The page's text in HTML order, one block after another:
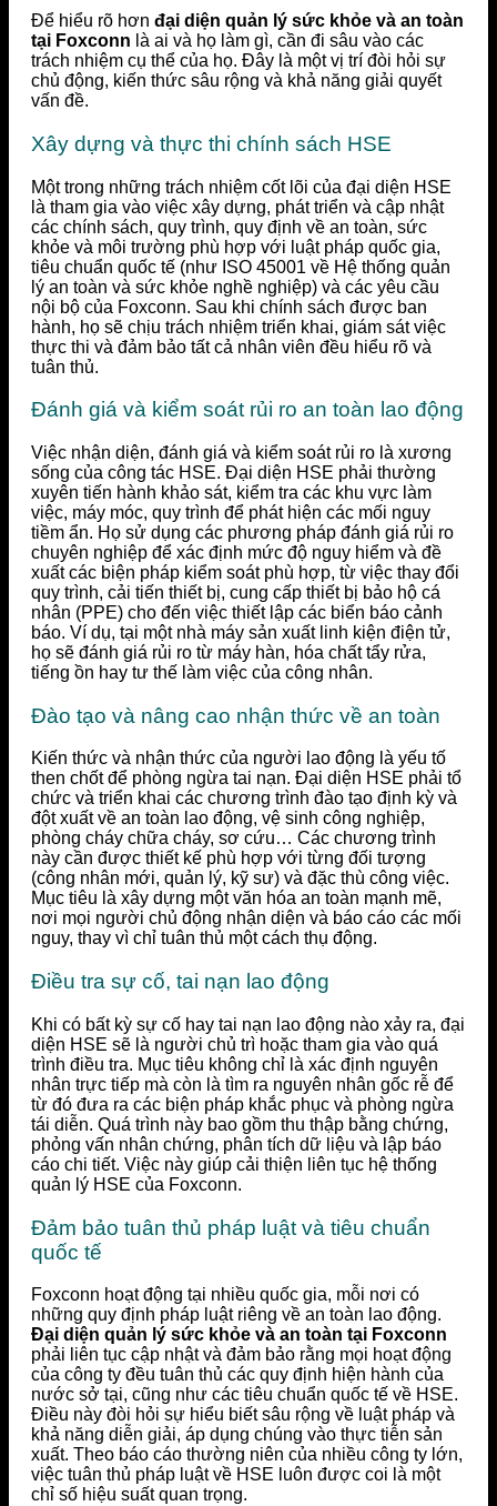
Để hiểu rõ hơn đại diện quản lý sức khỏe và an toàn
tại Foxconn là ai và họ làm gì, cần đi sâu vào các
trách nhiệm cụ thể của họ. Đây là một vị trí đòi hỏi sự
chủ động, kiến thức sâu rộng và khả năng giải quyết
vấn đề.
Xây dựng và thực thi chính sách HSE
Một trong những trách nhiệm cốt lõi của đại diện HSE
là tham gia vào việc xây dựng, phát triển và cập nhật
các chính sách, quy trình, quy định về an toàn, sức
khỏe và môi trường phù hợp với luật pháp quốc gia,
tiêu chuẩn quốc tế (như ISO 45001 về Hệ thống quản
lý an toàn và sức khỏe nghề nghiệp) và các yêu cầu
nội bộ của Foxconn. Sau khi chính sách được ban
hành, họ sẽ chịu trách nhiệm triển khai, giám sát việc
thực thi và đảm bảo tất cả nhân viên đều hiểu rõ và
tuân thủ.
Đánh giá và kiểm soát rủi ro an toàn lao động
Việc nhận diện, đánh giá và kiểm soát rủi ro là xương
sống của công tác HSE. Đại diện HSE phải thường
xuyên tiến hành khảo sát, kiểm tra các khu vực làm
việc, máy móc, quy trình để phát hiện các mối nguy
tiềm ẩn. Họ sử dụng các phương pháp đánh giá rủi ro
chuyên nghiệp để xác định mức độ nguy hiểm và đề
xuất các biện pháp kiểm soát phù hợp, từ việc thay đổi
quy trình, cải tiến thiết bị, cung cấp thiết bị bảo hộ cá
nhân (PPE) cho đến việc thiết lập các biển báo cảnh
báo. Ví dụ, tại một nhà máy sản xuất linh kiện điện tử,
họ sẽ đánh giá rủi ro từ máy hàn, hóa chất tẩy rửa,
tiếng ồn hay tư thế làm việc của công nhân.
Đào tạo và nâng cao nhận thức về an toàn
Kiến thức và nhận thức của người lao động là yếu tố
then chốt để phòng ngừa tai nạn. Đại diện HSE phải tổ
chức và triển khai các chương trình đào tạo định kỳ và
đột xuất về an toàn lao động, vệ sinh công nghiệp,
phòng cháy chữa cháy, sơ cứu… Các chương trình
này cần được thiết kế phù hợp với từng đối tượng
(công nhân mới, quản lý, kỹ sư) và đặc thù công việc.
Mục tiêu là xây dựng một văn hóa an toàn mạnh mẽ,
nơi mọi người chủ động nhận diện và báo cáo các mối
nguy, thay vì chỉ tuân thủ một cách thụ động.
Điều tra sự cố, tai nạn lao động
Khi có bất kỳ sự cố hay tai nạn lao động nào xảy ra, đại
diện HSE sẽ là người chủ trì hoặc tham gia vào quá
trình điều tra. Mục tiêu không chỉ là xác định nguyên
nhân trực tiếp mà còn là tìm ra nguyên nhân gốc rễ để
từ đó đưa ra các biện pháp khắc phục và phòng ngừa
tái diễn. Quá trình này bao gồm thu thập bằng chứng,
phỏng vấn nhân chứng, phân tích dữ liệu và lập báo
cáo chi tiết. Việc này giúp cải thiện liên tục hệ thống
quản lý HSE của Foxconn.
Đảm bảo tuân thủ pháp luật và tiêu chuẩn
quốc tế
Foxconn hoạt động tại nhiều quốc gia, mỗi nơi có
những quy định pháp luật riêng về an toàn lao động.
Đại diện quản lý sức khỏe và an toàn tại Foxconn
phải liên tục cập nhật và đảm bảo rằng mọi hoạt động
của công ty đều tuân thủ các quy định hiện hành của
nước sở tại, cũng như các tiêu chuẩn quốc tế về HSE.
Điều này đòi hỏi sự hiểu biết sâu rộng về luật pháp và
khả năng diễn giải, áp dụng chúng vào thực tiễn sản
xuất. Theo báo cáo thường niên của nhiều công ty lớn,
việc tuân thủ pháp luật về HSE luôn được coi là một
chỉ số hiệu suất quan trọng.